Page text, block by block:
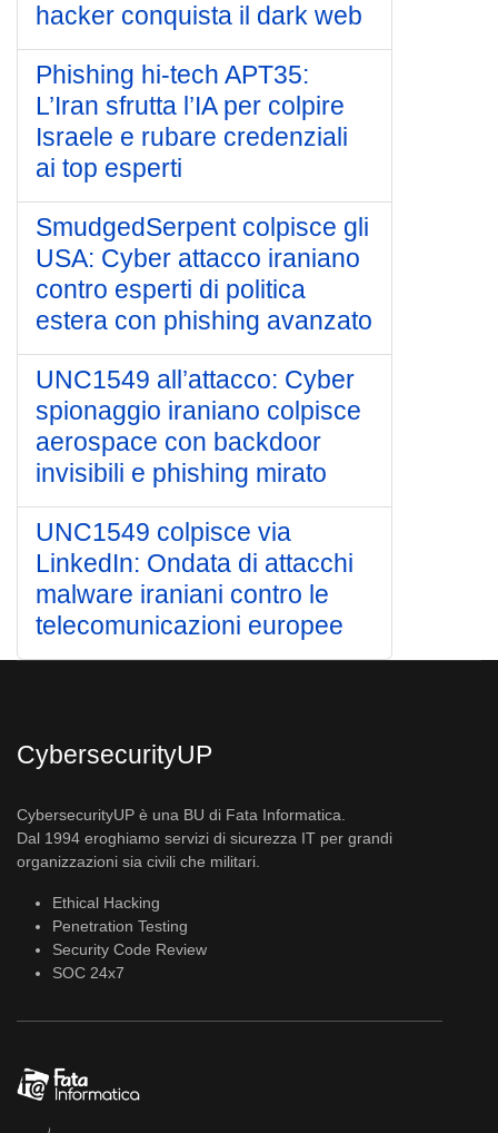
hacker conquista il dark web
Phishing hi-tech APT35:
L’Iran sfrutta l’IA per colpire
Israele e rubare credenziali
ai top esperti
SmudgedSerpent colpisce gli
USA: Cyber attacco iraniano
contro esperti di politica
estera con phishing avanzato
UNC1549 all’attacco: Cyber
spionaggio iraniano colpisce
aerospace con backdoor
invisibili e phishing mirato
UNC1549 colpisce via
LinkedIn: Ondata di attacchi
malware iraniani contro le
telecomunicazioni europee
CybersecurityUP
CybersecurityUP è una BU di Fata Informatica.
Dal 1994 eroghiamo servizi di sicurezza IT per grandi
organizzazioni sia civili che militari.
Ethical Hacking
Penetration Testing
Security Code Review
SOC 24x7